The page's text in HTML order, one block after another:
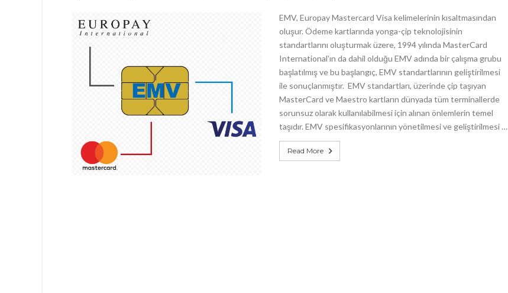
EMV, Europay Mastercard Visa kelimelerinin kısaltmasından
oluşur. Ödeme kartlarında yonga-çip teknolojisinin
standartlarını oluşturmak üzere, 1994 yılında MasterCard
International’ın da dahil olduğu EMV adında bir çalışma grubu
başlatılmış ve bu başlangıç, EMV standartlarının geliştirilmesi
ile sonuçlanmıştır. EMV standartları, üzerinde çip taşıyan
MasterCard ve Maestro kartların dünyada tüm terminallerde
sorunsuz olarak kullanılabilmesi için alınan önlemlerin temel
taşıdır. EMV spesifikasyonlarının yönetilmesi ve geliştirilmesi …
Read More